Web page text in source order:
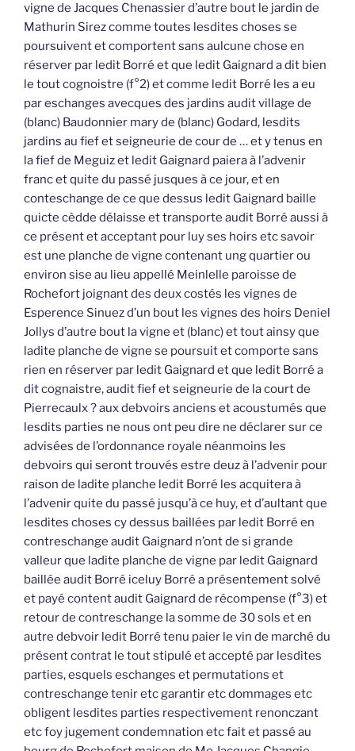
vigne de Jacques Chenassier d’autre bout le jardin de
Mathurin Sirez comme toutes lesdites choses se
poursuivent et comportent sans aulcune chose en
réserver par ledit Borré et que ledit Gaignard a dit bien
le tout cognoistre (f°2) et comme ledit Borré les a eu
par eschanges avecques des jardins audit village de
(blanc) Baudonnier mary de (blanc) Godard, lesdits
jardins au fief et seigneurie de cour de … et y tenus en
la fief de Meguiz et ledit Gaignard paiera à l’advenir
franc et quite du passé jusques à ce jour, et en
conteschange de ce que dessus ledit Gaignard baille
quicte cèdde délaisse et transporte audit Borré aussi à
ce présent et acceptant pour luy ses hoirs etc savoir
est une planche de vigne contenant ung quartier ou
environ sise au lieu appellé Meinlelle paroisse de
Rochefort joignant des deux costés les vignes de
Esperence Sinuez d’un bout les vignes des hoirs Deniel
Jollys d’autre bout la vigne et (blanc) et tout ainsy que
ladite planche de vigne se poursuit et comporte sans
rien en réserver par ledit Gaignard et que ledit Borré a
dit cognaistre, audit fief et seigneurie de la court de
Pierrecaulx ? aux debvoirs anciens et acoustumés que
lesdits parties ne nous ont peu dire ne déclarer sur ce
advisées de l’ordonnance royale néanmoins les
debvoirs qui seront trouvés estre deuz à l’advenir pour
raison de ladite planche ledit Borré les acquitera à
l’advenir quite du passé jusqu’à ce huy, et d’aultant que
lesdites choses cy dessus baillées par ledit Borré en
contreschange audit Gaignard n’ont de si grande
valleur que ladite planche de vigne par ledit Gaignard
baillée audit Borré iceluy Borré a présentement solvé
et payé content audit Gaignard de récompense (f°3) et
retour de contreschange la somme de 30 sols et en
autre debvoir ledit Borré tenu paier le vin de marché du
présent contrat le tout stipulé et accepté par lesdites
parties, esquels eschanges et permutations et
contreschange tenir etc garantir etc dommages etc
obligent lesdites parties respectivement renonczant
etc foy jugement condemnation etc fait et passé au